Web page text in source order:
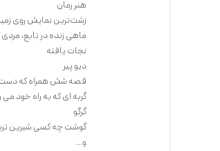
هنر رمان
زشت‌ترین نمایش روی
ماهی زنده در تابع،
نجات یافته
دیو پیر
قصه شش همراه که
گربه ای که به راه خود
گرگو
گوشت چه کسی شیرین
و...